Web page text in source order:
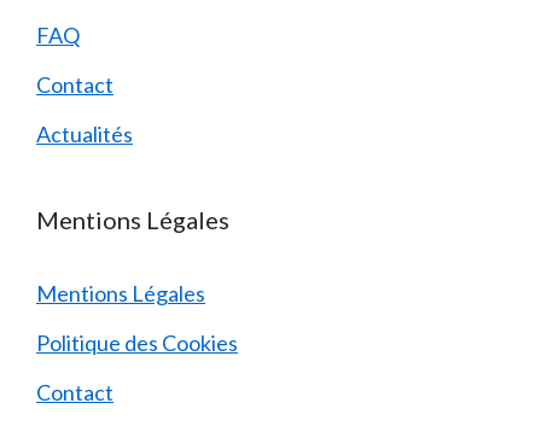
FAQ
Contact
Actualités
Mentions Légales
Mentions Légales
Politique des Cookies
Contact